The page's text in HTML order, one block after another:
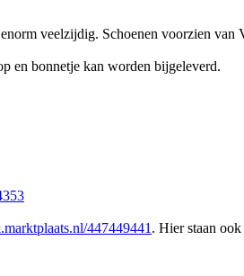
veelzijdig. Schoenen voorzien van
en bonnetje kan worden bijgeleverd.
447449441 . Hier staan